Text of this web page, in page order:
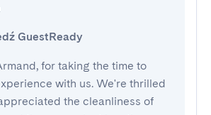
GuestReady
for taking the time to
with us. We're thrilled
the cleanliness of